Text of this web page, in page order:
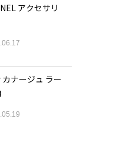
アクセサリ
ナージュ ラー